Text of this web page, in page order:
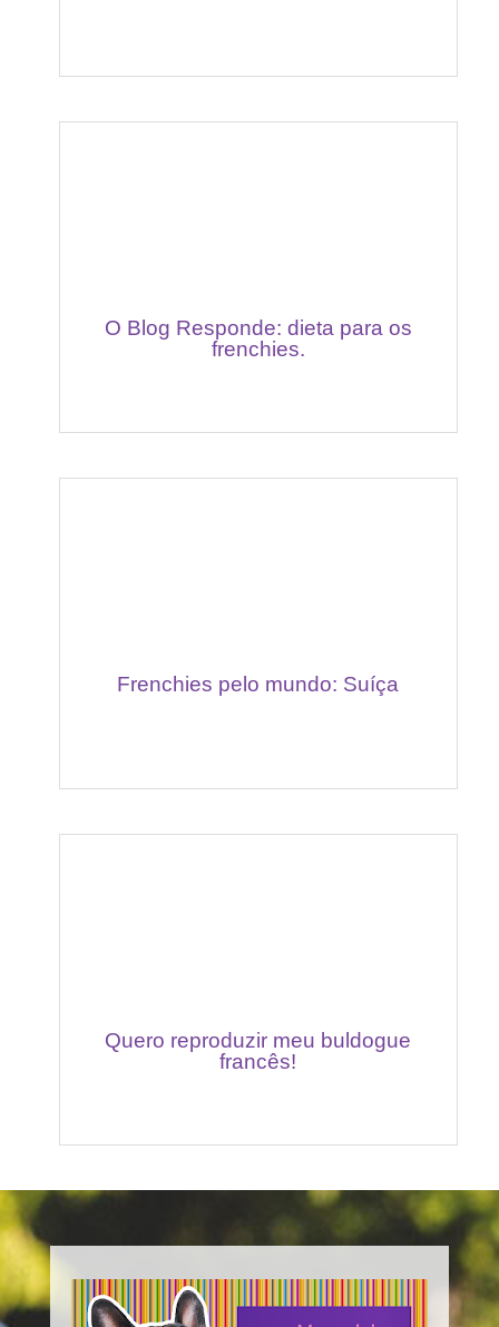
O Blog Responde: dieta para os
frenchies.
Frenchies pelo mundo: Suíça
Quero reproduzir meu buldogue
francês!